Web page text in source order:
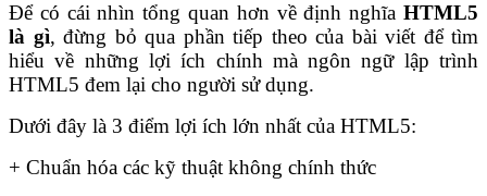
Để có cái nhìn tổng quan hơn về định nghĩa HTML5
là gì, đừng bỏ qua phần tiếp theo của bài viết để tìm
hiểu về những lợi ích chính mà ngôn ngữ lập trình
HTML5 đem lại cho người sử dụng.
Dưới đây là 3 điểm lợi ích lớn nhất của HTML5:
+ Chuẩn hóa các kỹ thuật không chính thức